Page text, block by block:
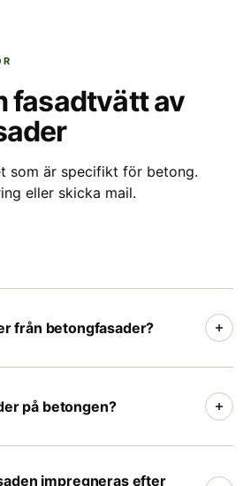
fasadtvätt av
som är specifikt för betong.
eller skicka mail.
från betongfasader?
och testar alltid på ett mindre
klottret tas om hand desto
tränga ner i porerna är
Vid återkommande klotter
på betongen?
från armering nära ytan är det
impregneras efter